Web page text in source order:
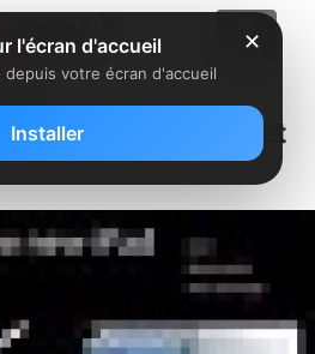
chez Orange et
✕
l'écran d'accueil
depuis votre écran d'accueil
Installer